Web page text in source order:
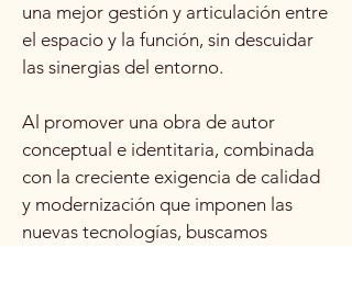
una mejor gestión y articulación entre
el espacio y la función, sin descuidar
las sinergias del entorno.
Al promover una obra de autor
conceptual e identitaria, combinada
con la creciente exigencia de calidad
y modernización que imponen las
nuevas tecnologías, buscamos